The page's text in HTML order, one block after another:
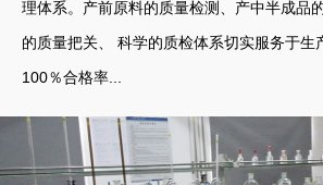
理体系。产前原料的质量检测、产中半成品
的质量把关、 科学的质检体系切实服务于生
100％合格率...